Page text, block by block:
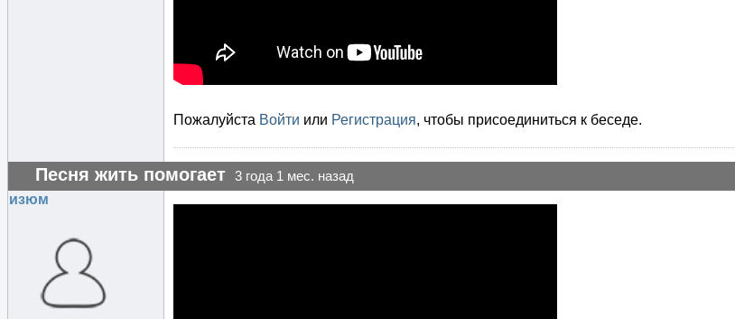
Пожалуйста Войти или Регистрация, чтобы присоединиться к беседе.
Песня жить помогает 3 года 1 мес. назад
изюм